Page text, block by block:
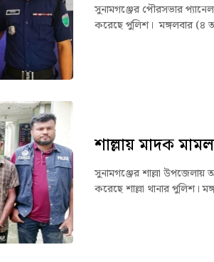
সুনামগঞ্জের পৌরসভার
করেছে পুলিশ। মঙ্গলবার (৪
শাল্লায় মাদক
সুনামগঞ্জের শাল্লা উপজেলায়
করেছে শাল্লা থানার পুলিশ।